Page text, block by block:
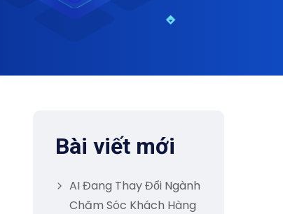
Bài viết mới
AI Đang Thay Đổi Ngành
Chăm Sóc Khách Hàng